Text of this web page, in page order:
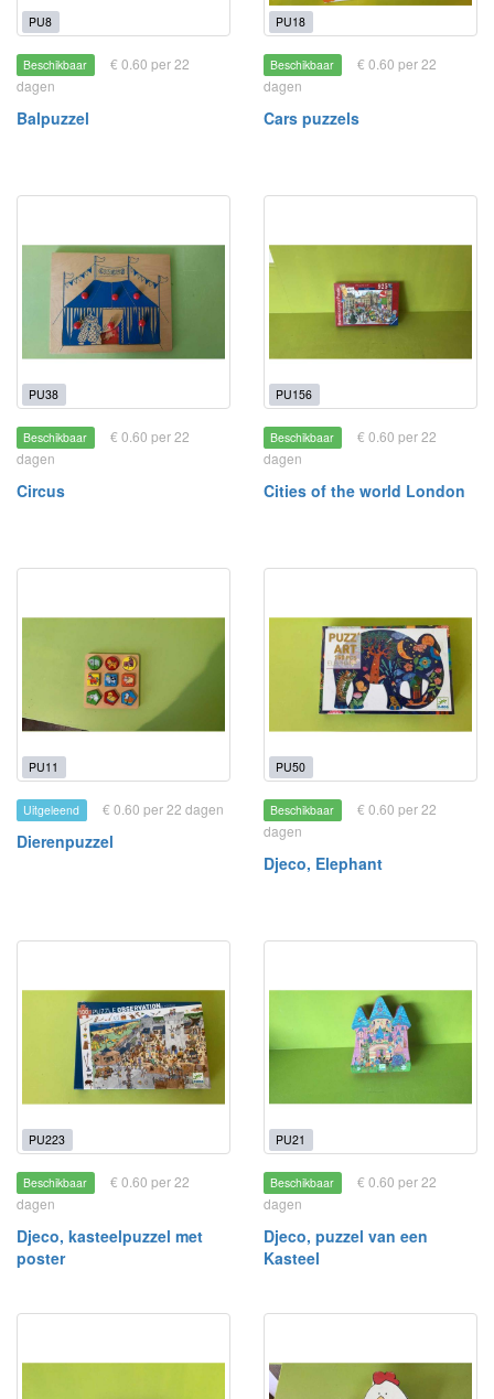
PU8
Beschikbaar
€ 0.60 per 22
dagen
Balpuzzel
PU18
Beschikbaar
€ 0.60 per 22
dagen
Cars puzzels
PU38
Beschikbaar
€ 0.60 per 22
dagen
Circus
PU156
Beschikbaar
€ 0.60 per 22
dagen
Cities of the world London
PU11
Uitgeleend € 0.60 per 22 dagen
Dierenpuzzel
PU50
Beschikbaar
€ 0.60 per 22
dagen
Djeco, Elephant
PU223
Beschikbaar
€ 0.60 per 22
dagen
Djeco, kasteelpuzzel met
poster
PU21
Beschikbaar
€ 0.60 per 22
dagen
Djeco, puzzel van een
Kasteel